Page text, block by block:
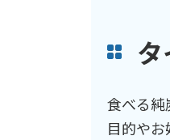
食べる純
目的や